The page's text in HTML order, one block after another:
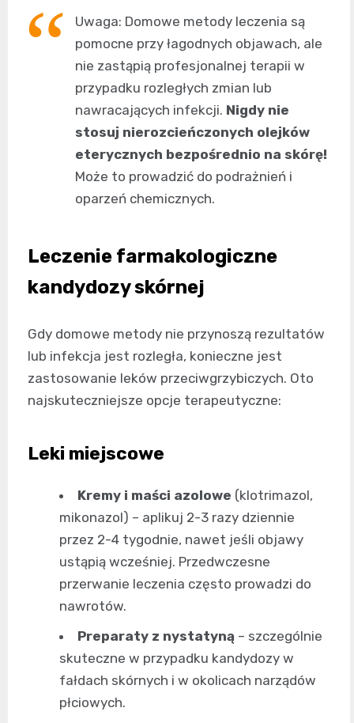
Uwaga: Domowe metody leczenia są
pomocne przy łagodnych objawach, ale
nie zastąpią profesjonalnej terapii w
przypadku rozległych zmian lub
nawracających infekcji. Nigdy nie
stosuj nierozcieńczonych olejków
eterycznych bezpośrednio na skórę!
Może to prowadzić do podrażnień i
oparzeń chemicznych.
Leczenie farmakologiczne
kandydozy skórnej
Gdy domowe metody nie przynoszą rezultatów
lub infekcja jest rozległa, konieczne jest
zastosowanie leków przeciwgrzybiczych. Oto
najskuteczniejsze opcje terapeutyczne:
Leki miejscowe
Kremy i maści azolowe (klotrimazol,
mikonazol) – aplikuj 2-3 razy dziennie
przez 2-4 tygodnie, nawet jeśli objawy
ustąpią wcześniej. Przedwczesne
przerwanie leczenia często prowadzi do
nawrotów.
Preparaty z nystatyną – szczególnie
skuteczne w przypadku kandydozy w
fałdach skórnych i w okolicach narządów
płciowych.